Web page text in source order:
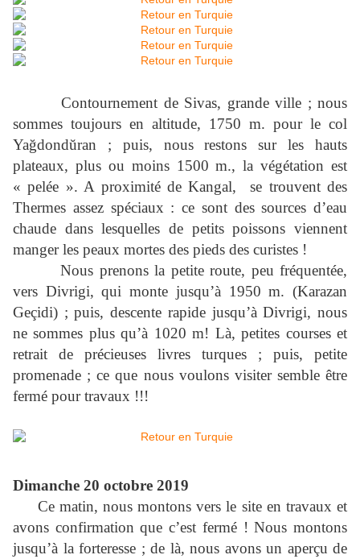
Contournement de Sivas, grande ville ; nous
sommes toujours en altitude, 1750 m. pour le col
Yağdondŭran ; puis, nous restons sur les hauts
plateaux, plus ou moins 1500 m., la végétation est
« pelée ». A proximité de Kangal, se trouvent des
Thermes assez spéciaux : ce sont des sources d’eau
chaude dans lesquelles de petits poissons viennent
manger les peaux mortes des pieds des curistes !
Nous prenons la petite route, peu fréquentée,
vers Divrigi, qui monte jusqu’à 1950 m. (Karazan
Geçidi) ; puis, descente rapide jusqu’à Divrigi, nous
ne sommes plus qu’à 1020 m! Là, petites courses et
retrait de précieuses livres turques ; puis, petite
promenade ; ce que nous voulons visiter semble être
fermé pour travaux !!!
Dimanche 20 octobre 2019
Ce matin, nous montons vers le site en travaux et
avons confirmation que c’est fermé ! Nous montons
jusqu’à la forteresse ; de là, nous avons un aperçu de